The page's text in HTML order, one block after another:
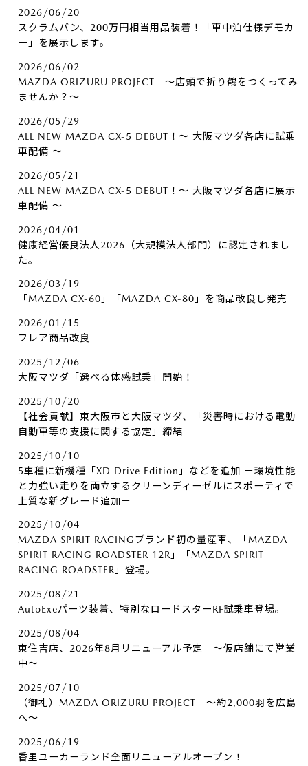
2026/06/20
スクラムバン、200万円相当用品装着！「車中泊仕様デモカ
ー」を展示します。
2026/06/02
MAZDA ORIZURU PROJECT ～店頭で折り鶴をつくってみ
ませんか？～
2026/05/29
ALL NEW MAZDA CX-5 DEBUT！～ 大阪マツダ各店に試乗
車配備 ～
2026/05/21
ALL NEW MAZDA CX-5 DEBUT！～ 大阪マツダ各店に展示
車配備 ～
2026/04/01
健康経営優良法人2026（大規模法人部門）に認定されまし
た。
2026/03/19
「MAZDA CX-60」「MAZDA CX-80」を商品改良し発売
2026/01/15
フレア商品改良
2025/12/06
大阪マツダ「選べる体感試乗」開始！
2025/10/20
【社会貢献】東大阪市と大阪マツダ、「災害時における電動
自動車等の支援に関する協定」締結
2025/10/10
5車種に新機種「XD Drive Edition」などを追加 －環境性能
と力強い走りを両立するクリーンディーゼルにスポーティで
上質な新グレード追加－
2025/10/04
MAZDA SPIRIT RACINGブランド初の量産車、「MAZDA
SPIRIT RACING ROADSTER 12R」「MAZDA SPIRIT
RACING ROADSTER」登場。
2025/08/21
AutoExeパーツ装着、特別なロードスターRF試乗車登場。
2025/08/04
東住吉店、2026年8月リニューアル予定 ～仮店舗にて営業
中～
2025/07/10
（御礼）MAZDA ORIZURU PROJECT ～約2,000羽を広島
へ～
2025/06/19
香里ユーカーランド全面リニューアルオープン！